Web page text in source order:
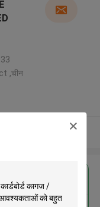
,चीन
करें